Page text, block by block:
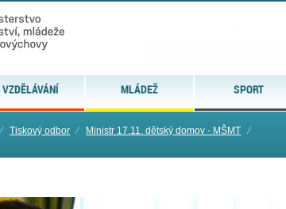
VZDĚLÁVÁNÍ MLÁDEŽ SPORT
⁄ Tiskový odbor ⁄ Ministr 17.11. dětský domov - MŠMT ⁄